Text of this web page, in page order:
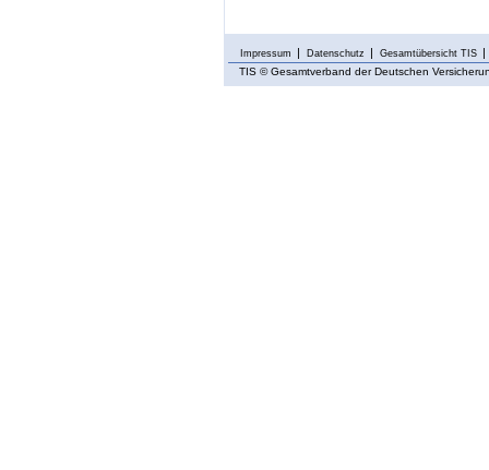
Impressum Datenschutz Gesamtübersicht TIS
TIS © Gesamtverband der Deutschen